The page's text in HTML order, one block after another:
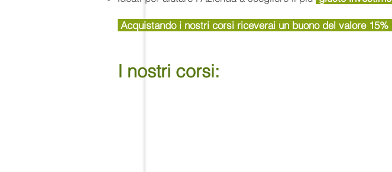
Acquistando i nostri corsi riceverai un buono del valore
I nostri corsi: